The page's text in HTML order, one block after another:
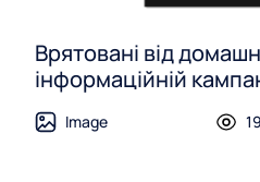
Врятовані від
інформаційній
Image